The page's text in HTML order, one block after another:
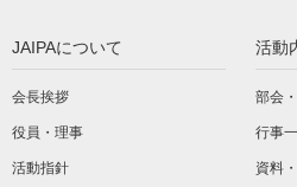
JAIPAについて
会長挨拶
役員・理事
活動指針
活動
部会
行事
資料